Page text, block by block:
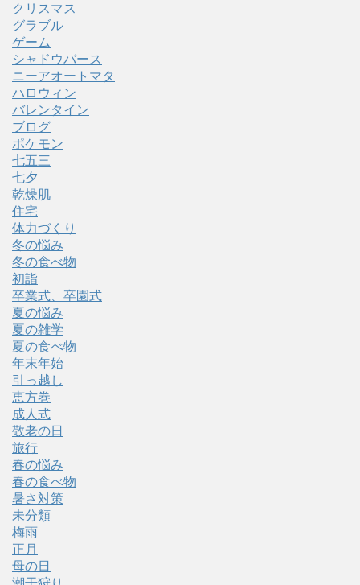
クリスマス
グラブル
ゲーム
シャドウバース
ニーアオートマタ
ハロウィン
バレンタイン
ブログ
ポケモン
七五三
七夕
乾燥肌
住宅
体力づくり
冬の悩み
冬の食べ物
初詣
卒業式、卒園式
夏の悩み
夏の雑学
夏の食べ物
年末年始
引っ越し
恵方巻
成人式
敬老の日
旅行
春の悩み
春の食べ物
暑さ対策
未分類
梅雨
正月
母の日